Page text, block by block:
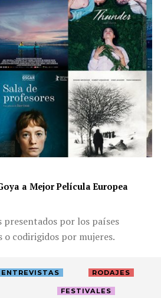
a Mejor Película Europea
por los países
o codirigidos por mujeres.
ENTREVISTAS RODAJES
FESTIVALES